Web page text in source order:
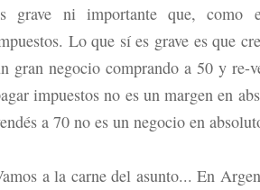
grave ni importante que, como
Lo que sí es grave es que
gran negocio comprando a 50 y re-
impuestos no es un margen en
a 70 no es un negocio en
a la carne del asunto... En